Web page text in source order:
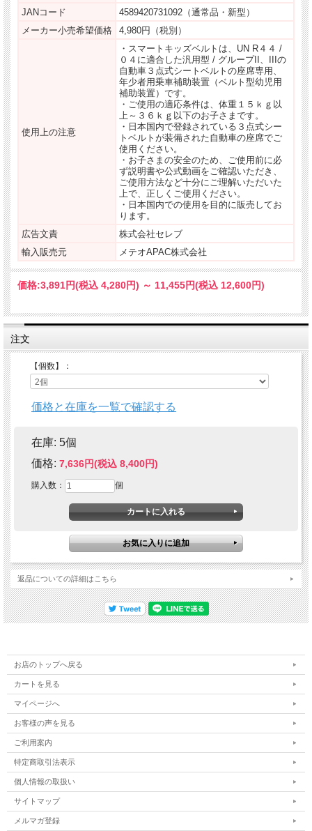
JANコード
4589420731092（通常品・新型）
メーカー小売希望価格
4,980円（税別）
使用上の注意
・スマートキッズベルトは、UN R４４ /
０４に適合した汎用型 / グループII、IIIの
自動車３点式シートベルトの座席専用、
年少者用乗車補助装置（ベルト型幼児用
補助装置）です。
・ご使用の適応条件は、体重１５ｋｇ以
上～３６ｋｇ以下のお子さまです。
・日本国内で登録されている３点式シー
トベルトが装備された自動車の座席でご
使用ください。
・お子さまの安全のため、ご使用前に必
ず説明書や公式動画をご確認いただき、
ご使用方法など十分にご理解いただいた
上で、正しくご使用ください。
・日本国内での使用を目的に販売してお
ります。
広告文責
株式会社セレブ
輸入販売元
メテオAPAC株式会社
価格:3,891円(税込 4,280円) ～ 11,455円(税込 12,600円)
注文
【個数】：
価格と在庫を一覧で確認する
在庫: 5個
価格: 7,636円(税込 8,400円)
購入数： 個
返品についての詳細はこちら
お店のトップへ戻る
カートを見る
マイページへ
お客様の声を見る
ご利用案内
特定商取引法表示
個人情報の取扱い
サイトマップ
メルマガ登録